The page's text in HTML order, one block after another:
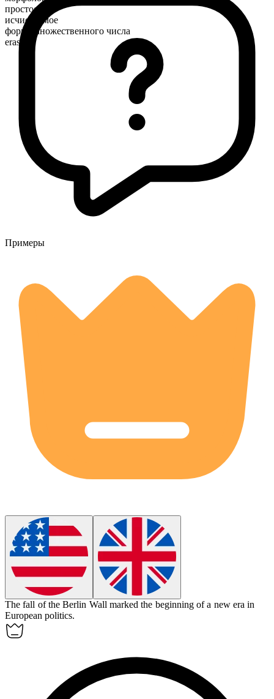
простое
исчисляемое
форма множественного числа
eras
Примеры
The fall of the Berlin Wall marked the beginning of a new era in
European politics.